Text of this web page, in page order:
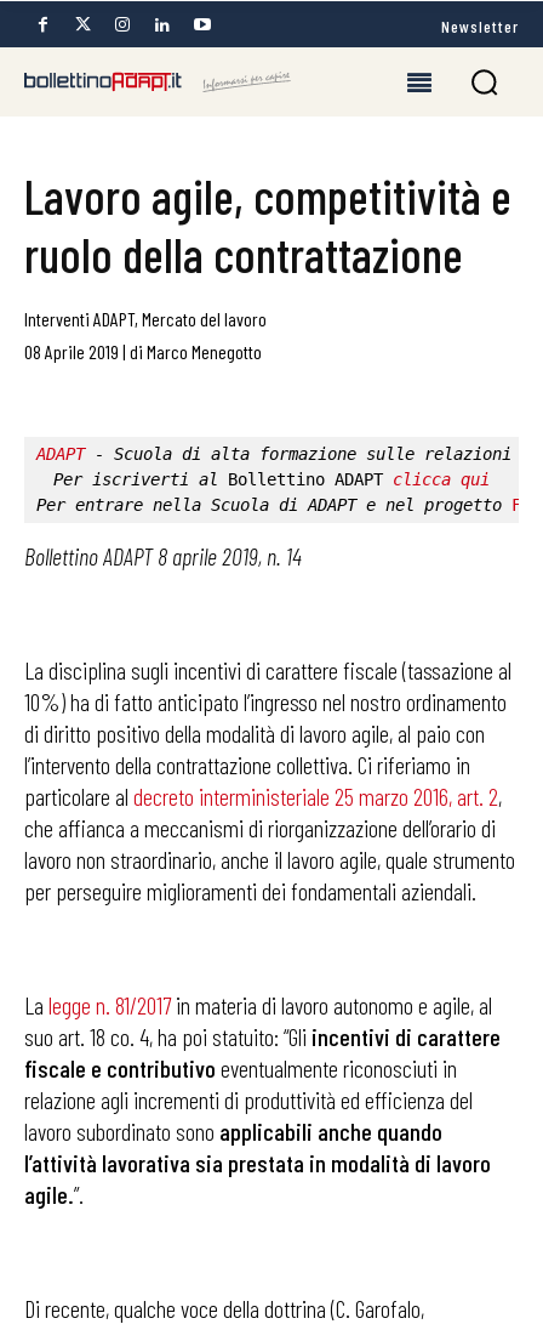
Newsletter
Lavoro agile, competitività e
ruolo della contrattazione
Interventi ADAPT, Mercato del lavoro
08 Aprile 2019 | di Marco Menegotto
ADAPT - Scuola di alta formazione sulle relazioni
Per iscriverti al Bollettino ADAPT clicca qui
Per entrare nella Scuola di ADAPT e nel progetto
Bollettino ADAPT 8 aprile 2019, n. 14
La disciplina sugli incentivi di carattere fiscale (tassazione al
10%) ha di fatto anticipato l’ingresso nel nostro ordinamento
di diritto positivo della modalità di lavoro agile, al paio con
l’intervento della contrattazione collettiva. Ci riferiamo in
particolare al decreto interministeriale 25 marzo 2016, art. 2,
che affianca a meccanismi di riorganizzazione dell’orario di
lavoro non straordinario, anche il lavoro agile, quale strumento
per perseguire miglioramenti dei fondamentali aziendali.
La legge n. 81/2017in materia di lavoro autonomo e agile, al
suo art. 18 co. 4, ha poi statuito: “Gli incentivi di carattere
fiscale e contributivo eventualmente riconosciuti in
relazione agli incrementi di produttività ed efficienza del
lavoro subordinato sono applicabili anche quando
l’attività lavorativa sia prestata in modalità di lavoro
agile.”.
Di recente, qualche voce della dottrina (C. Garofalo,